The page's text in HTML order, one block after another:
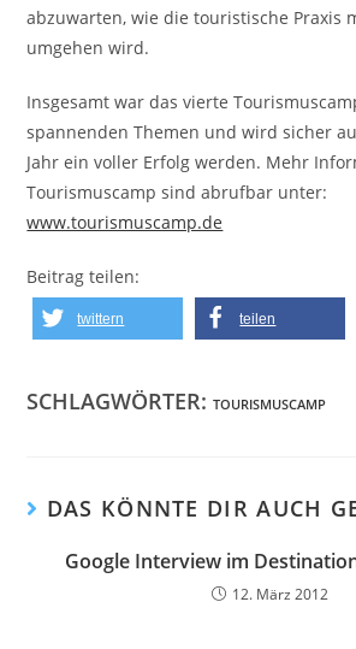
abzuwarten, wie die touristische Praxis
umgehen wird.
Insgesamt war das vierte
spannenden Themen und wird sicher
Jahr ein voller Erfolg werden. Mehr
Tourismuscamp sind abrufbar unter:
www.tourismuscamp.de
Beitrag teilen:
twittern teilen
SCHLAGWÖRTER:TOURISMUSCAMP
DAS KÖNNTE DIR AUCH
Google Interview im
12. März 2012